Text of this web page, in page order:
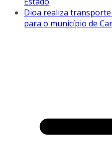
Dioa realiza
para o município de